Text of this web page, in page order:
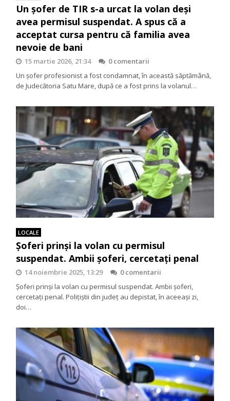
Un șofer de TIR s-a urcat la volan deși
avea permisul suspendat. A spus că a
acceptat cursa pentru că familia avea
nevoie de bani
15 martie 2026, 21:34
0 comentarii
Un șofer profesionist a fost condamnat, în această săptămână,
de Judecătoria Satu Mare, după ce a fost prins la volanul…
LOCALE
Șoferi prinși la volan cu permisul
suspendat. Ambii șoferi, cercetați penal
14 noiembrie 2025, 13:29
0 comentarii
Șoferi prinși la volan cu permisul suspendat. Ambii șoferi,
cercetați penal. Polițiștii din județ au depistat, în aceeași zi,
doi…